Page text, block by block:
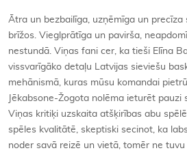
Ātra un bezbailīga, uzņēmīga un precīza
brīžos. Vieglprātīga un pavirša,
nestundā. Viņas fani cer, ka tieši Elīna
vissvarīgāko detaļu Latvijas sieviešu
mehānismā, kuras mūsu komandai
Jēkabsone-Žogota nolēma ieturēt pauzi
Viņas kritiķi uzskaita atšķirības abu
spēles kvalitātē, skeptiski secinot, ka
noder savā reizē un vietā, tomēr ne